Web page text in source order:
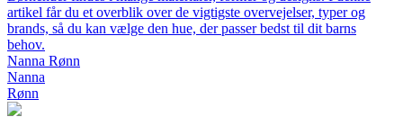
artikel får du et overblik over de vigtigste overvejelser, typer og
brands, så du kan vælge den hue, der passer bedst til dit barns
behov.
Nanna Rønn
Nanna
Rønn